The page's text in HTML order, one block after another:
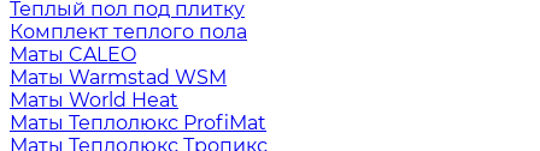
Теплый пол под плитку
Комплект теплого пола
Маты CALEO
Маты Warmstad WSM
Маты World Heat
Маты Теплолюкс ProfiMat
Маты Теплолюкс Тропикс